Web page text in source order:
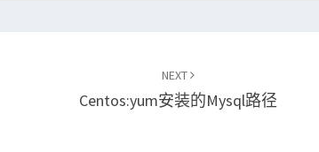
NEXT
Centos:yum安装的mysql路径